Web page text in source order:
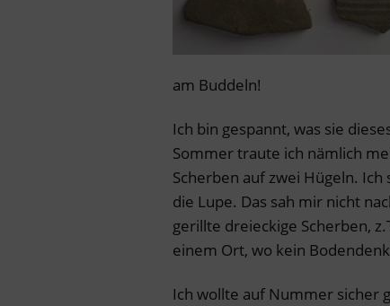
am Buddeln!
Ich bin gespannt, was sie
Sommer traute ich nämlich
Scherben auf zwei Hügeln.
die Lupe. Das sah mir nicht
gerillte dreieckige Scherben,
einem Ort, wo kein
Ich wollte auf Nummer sicher